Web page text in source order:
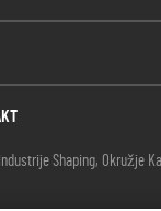
Shaping, Okružje